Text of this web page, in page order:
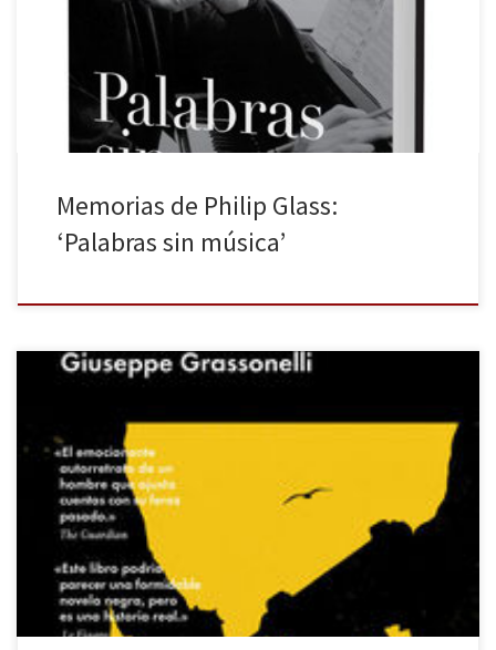
derechos para la traducción, que ha realizado Mariano López:
Philip Glass: Palabras sin música. Memorias (Malpaso, 2017). Como
Memorias de Philip Glass:
‘Palabras sin música’
A finales de los años 80, el periodista Carmelo Sardo cubría la
temible faida entre clanes mafiosos que tuvo lugar en la provincia
de Agrigento, en Sicilia, para Teleacra y el diario L’ora. El
periodista no sabía, aunque sí imaginaba que podía ocurrir, que
uno de los protagonistas de la […]